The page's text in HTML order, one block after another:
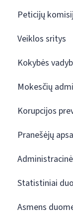
Peticijų
Veiklos sritys
Kokybės
Mokesčių
Korupcijos
Pranešėjų
Statistiniai
Asmens